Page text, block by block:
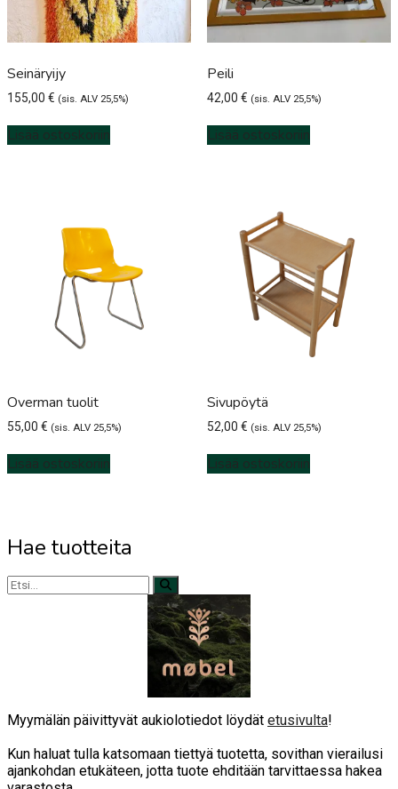
Seinäryijy
155,00 € (sis. ALV 25,5%)
Lisää ostoskoriin
Peili
42,00 € (sis. ALV 25,5%)
Lisää ostoskoriin
Overman tuolit
55,00 € (sis. ALV 25,5%)
Lisää ostoskoriin
Sivupöytä
52,00 € (sis. ALV 25,5%)
Lisää ostoskoriin
Hae tuotteita
Myymälän päivittyvät aukiolotiedot löydät etusivulta!
Kun haluat tulla katsomaan tiettyä tuotetta, sovithan vierailusi
ajankohdan etukäteen, jotta tuote ehditään tarvittaessa hakea